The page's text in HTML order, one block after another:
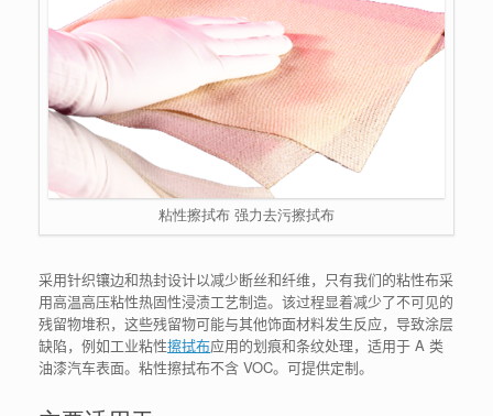
粘性擦拭布 强力去污擦拭布
采用针织镶边和热封设计以减少断丝和纤维，只有我们的粘性布采
用高温高压粘性热固性浸渍工艺制造。该过程显着减少了不可见的
残留物堆积，这些残留物可能与其他饰面材料发生反应，导致涂层
缺陷，例如工业粘性擦拭布应用的划痕和条纹处理，适用于 A 类
油漆汽车表面。粘性擦拭布不含 VOC。可提供定制。